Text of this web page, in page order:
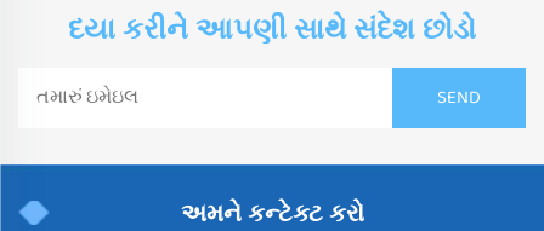
દયા કરીને આપણી સાથે સંદેશ છોડો
અમને કન્ટેક્ટ કરો